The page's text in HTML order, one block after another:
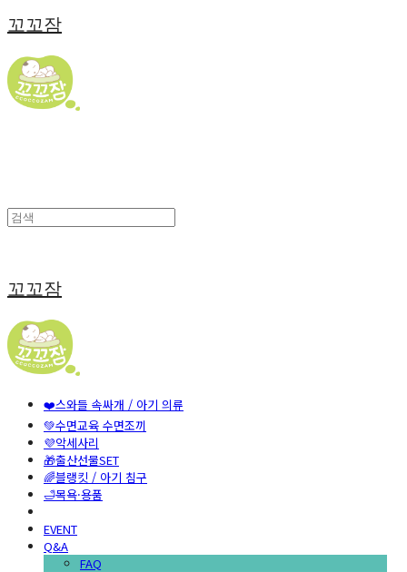
꼬꼬잠
꼬꼬잠
❤️스와들 속싸개 / 아기 의류
💚수면교육 수면조끼
💜악세사리
🎁출산선물SET
🌈블랭킷 / 아기 침구
🛁목욕·용품
EVENT
Q&A
FAQ